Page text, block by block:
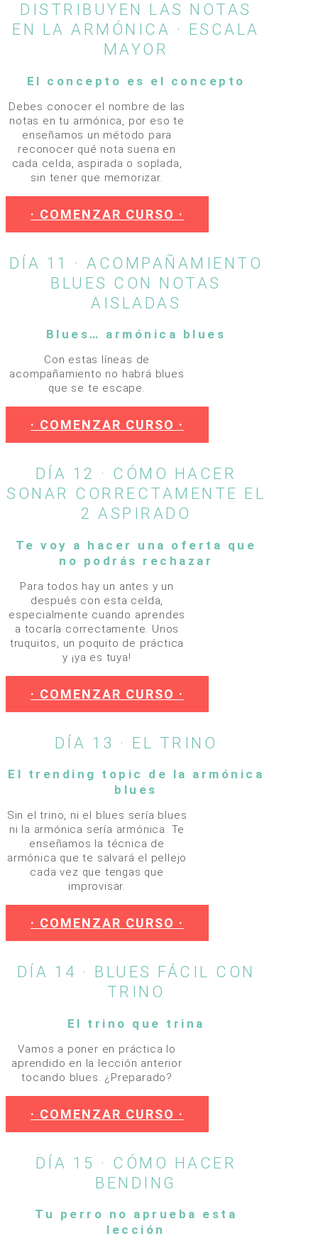
DISTRIBUYEN LAS NOTAS
EN LA ARMÓNICA · ESCALA
MAYOR
El concepto es el concepto
Debes conocer el nombre de las
notas en tu armónica, por eso te
enseñamos un método para
reconocer qué nota suena en
cada celda, aspirada o soplada,
sin tener que memorizar.
· COMENZAR CURSO ·
DÍA 11 · ACOMPAÑAMIENTO
BLUES CON NOTAS
AISLADAS
Blues… armónica blues
Con estas líneas de
acompañamiento no habrá blues
que se te escape.
· COMENZAR CURSO ·
DÍA 12 · CÓMO HACER
SONAR CORRECTAMENTE EL
2 ASPIRADO
Te voy a hacer una oferta que
no podrás rechazar
Para todos hay un antes y un
después con esta celda,
especialmente cuando aprendes
a tocarla correctamente. Unos
truquitos, un poquito de práctica
y ¡ya es tuya!
· COMENZAR CURSO ·
DÍA 13 · EL TRINO
El trending topic de la armónica
blues
Sin el trino, ni el blues sería blues
ni la armónica sería armónica. Te
enseñamos la técnica de
armónica que te salvará el pellejo
cada vez que tengas que
improvisar.
· COMENZAR CURSO ·
DÍA 14 · BLUES FÁCIL CON
TRINO
El trino que trina
Vamos a poner en práctica lo
aprendido en la lección anterior
tocando blues. ¿Preparado?
· COMENZAR CURSO ·
DÍA 15 · CÓMO HACER
BENDING
Tu perro no aprueba esta
lección